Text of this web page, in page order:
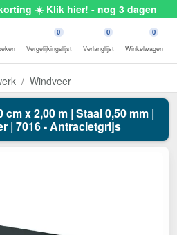
☀️ Klik hier! - nog 3 dagen
0
Vergelijkingslijst
0
Verlanglijst
0
Winkelwagen
Windveer
x 2,00 m | Staal 0,50 mm |
| 7016 - Antracietgrijs